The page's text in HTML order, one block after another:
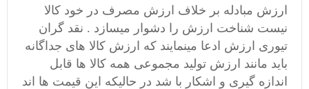
ارزش مبادله بر خلاف ارزش مصرف در خود کالا
نیست شناخت ارزش را دشوار میسازد . نقد گران
تیوری ارزش ادعا مینمایند که ارزش کالا های جداگانه
باید مانند ارزش تولید مجموعی همه کالا ها قابل
اندازه گیری و اشکار با شد در حالیکه این قیمت ها اند